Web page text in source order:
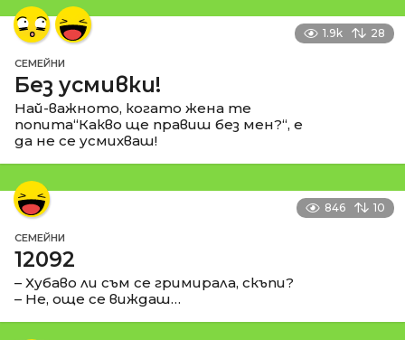
1.9k 28
СЕМЕЙНИ
Без усмивки!
Най-важното, когато жена те
попита“Какво ще правиш без мен?“, е
да не се усмихваш!
846 10
СЕМЕЙНИ
12092
– Хубаво ли съм се гримирала, скъпи?
– Не, още се виждаш…